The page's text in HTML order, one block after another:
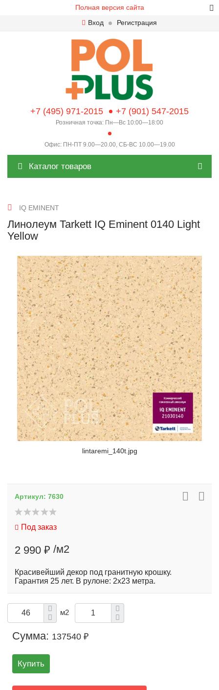
Полная версия сайта
Вход
Регистрация
+7 (495) 971-2015 +7 (901) 547-2015
Розничная точка: Пн—Вс 10:00—18:00
Офис: ПН-ПТ 9.00—20.00, СБ-ВС 10.00—19.00
Каталог товаров
IQ EMINENT
Линолеум Tarkett IQ Eminent 0140 Light
Yellow
lintaremi_140t.jpg
Артикул: 7630
Под заказ
2 990 ₽ /м2
Красивейший декор под гранитную крошку.
Гарантия 25 лет. В рулоне: 2х23 метра.
м2
Сумма: 137540 ₽
Купить